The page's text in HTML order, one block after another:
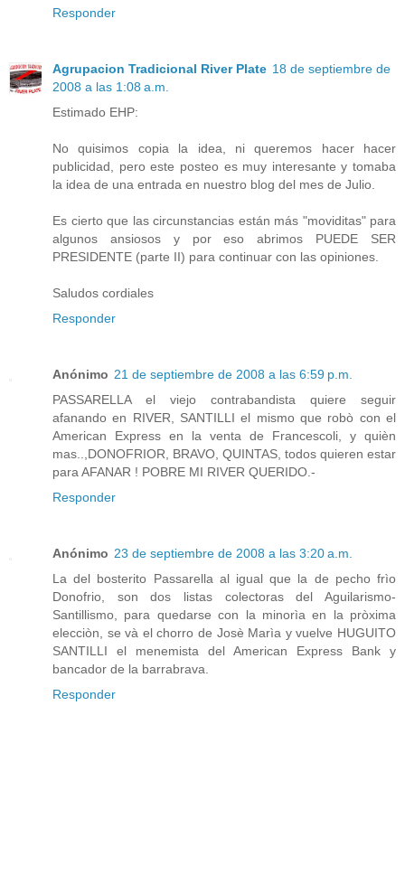
Responder
Agrupacion Tradicional River Plate 18 de septiembre de
2008 a las 1:08 a.m.
Estimado EHP:
No quisimos copia la idea, ni queremos hacer hacer
publicidad, pero este posteo es muy interesante y tomaba
la idea de una entrada en nuestro blog del mes de Julio.
Es cierto que las circunstancias están más "moviditas" para
algunos ansiosos y por eso abrimos PUEDE SER
PRESIDENTE (parte II) para continuar con las opiniones.
Saludos cordiales
Responder
Anónimo 21 de septiembre de 2008 a las 6:59 p.m.
PASSARELLA el viejo contrabandista quiere seguir
afanando en RIVER, SANTILLI el mismo que robò con el
American Express en la venta de Francescoli, y quièn
mas..,DONOFRIOR, BRAVO, QUINTAS, todos quieren estar
para AFANAR ! POBRE MI RIVER QUERIDO.-
Responder
Anónimo 23 de septiembre de 2008 a las 3:20 a.m.
La del bosterito Passarella al igual que la de pecho frìo
Donofrio, son dos listas colectoras del Aguilarismo-
Santillismo, para quedarse con la minorìa en la pròxima
elecciòn, se và el chorro de Josè Marìa y vuelve HUGUITO
SANTILLI el menemista del American Express Bank y
bancador de la barrabrava.
Responder